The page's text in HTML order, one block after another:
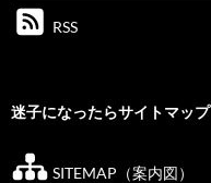
RSS
迷子になったらサイトマップ
SITEMAP（案内図）